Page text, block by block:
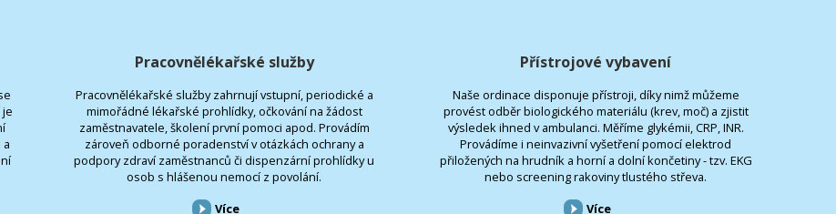
Pracovnělékařské služby
Pracovnělékařské služby zahrnují vstupní, periodické a
mimořádné lékařské prohlídky, očkování na žádost
zaměstnavatele, školení první pomoci apod. Provádím
zároveň odborné poradenství v otázkách ochrany a
podpory zdraví zaměstnanců či dispenzární prohlídky u
osob s hlášenou nemocí z povolání.
Více
Přístrojové vybavení
Naše ordinace disponuje přístroji, díky nimž můžeme
provést odběr biologického materiálu (krev, moč) a zjistit
výsledek ihned v ambulanci. Měříme glykémii, CRP, INR.
Provádíme i neinvazivní vyšetření pomocí elektrod
přiložených na hrudník a horní a dolní končetiny - tzv. EKG
nebo screening rakoviny tlustého střeva.
Více